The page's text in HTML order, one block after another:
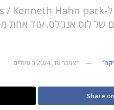
של לוס אנג'לס. עוד
דצמבר 18, 2024 ב טיולים
Share